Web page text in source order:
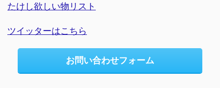
たけし欲しい物リスト
ツイッターはこちら
お問い合わせフォーム